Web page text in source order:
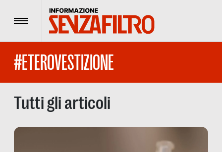
Menu
#ETEROVESTIZIONE
Tutti gli articoli